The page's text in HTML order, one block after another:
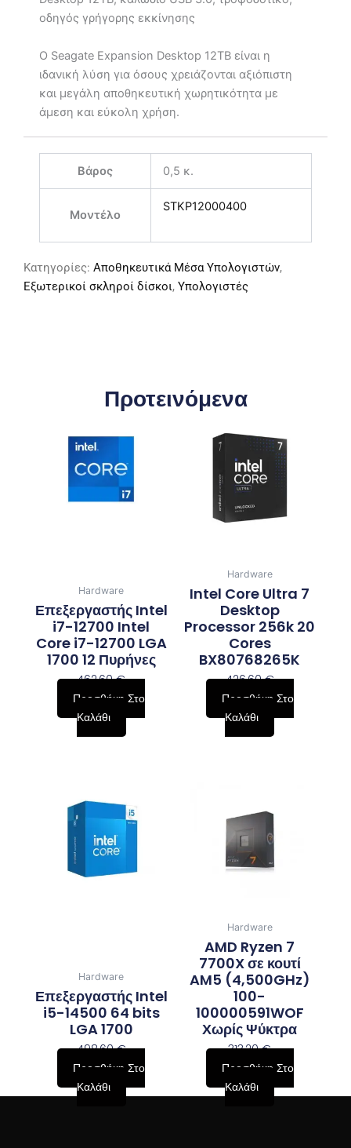
οδηγός γρήγορης εκκίνησης
Ο Seagate Expansion Desktop 12TB είναι η
ιδανική λύση για όσους χρειάζονται αξιόπιστη
και μεγάλη αποθηκευτική χωρητικότητα με
άμεση και εύκολη χρήση.
Βάρος 0,5 κ.
Μοντέλο
STKP12000400
Κατηγορίες: Αποθηκευτικά Μέσα Υπολογιστών,
Εξωτερικοί σκληροί δίσκοι, Υπολογιστές
Προτεινόμενα
Hardware
Επεξεργαστής Intel
i7-12700 Intel
Core i7-12700 LGA
1700 12 Πυρήνες
462,60€
Προσθήκη Στο
Καλάθι
Hardware
Intel Core Ultra 7
Desktop
Processor 256k 20
Cores
BX80768265K
426,60€
Προσθήκη Στο
Καλάθι
Hardware
Επεξεργαστής Intel
i5-14500 64 bits
LGA 1700
498,60€
Προσθήκη Στο
Καλάθι
Hardware
AMD Ryzen 7
7700X σε κουτί
AM5 (4,500GHz)
100-
100000591WOF
Χωρίς Ψύκτρα
313,20€
Προσθήκη Στο
Καλάθι